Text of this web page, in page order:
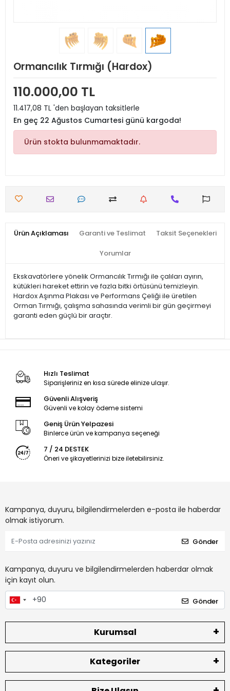
Ormancılık Tırmığı (Hardox)
110.000,00 TL
11.417,08 TL 'den başlayan taksitlerle
En geç 22 Ağustos Cumartesi günü kargoda!
Ürün stokta bulunmamaktadır.
Ürün Açıklaması Garanti ve Teslimat Taksit Seçenekleri
Yorumlar
Ekskavatörlere yönelik Ormancılık Tırmığı ile çalıları ayırın,
kütükleri hareket ettirin ve fazla bitki örtüsünü temizleyin.
Hardox Aşınma Plakası ve Performans Çeliği ile üretilen
Orman Tırmığı, çalışma sahasında verimli bir gün geçirmeyi
garanti eden güçlü bir araçtır.
Hızlı Teslimat
Siparişleriniz en kısa sürede elinize ulaşır.
Güvenli Alışveriş
Güvenli ve kolay ödeme sistemi
Geniş Ürün Yelpazesi
Binlerce ürün ve kampanya seçeneği
7 / 24 DESTEK
Öneri ve şikayetlerinizi bize iletebilirsiniz.
Kampanya, duyuru, bilgilendirmelerden e-posta ile haberdar
olmak istiyorum.
Gönder
Kampanya, duyuru ve bilgilendirmelerden haberdar olmak
için kayıt olun.
Gönder
Kurumsal
Kategoriler